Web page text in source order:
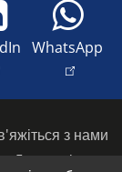
WhatsApp
з нами
Доступність